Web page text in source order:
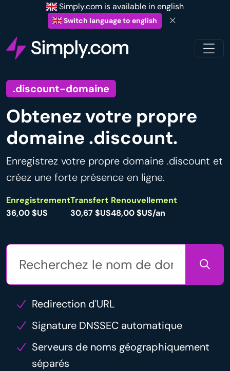
Simply.com is available in english
Switch language to english
.discount-domaine
Obtenez votre propre
domaine .discount.
Enregistrez votre propre domaine .discount et
créez une forte présence en ligne.
Enregistrement
36,00 $US
Transfert
30,67 $US
Renouvellement
48,00 $US/an
Redirection d'URL
Signature DNSSEC automatique
Serveurs de noms géographiquement
séparés